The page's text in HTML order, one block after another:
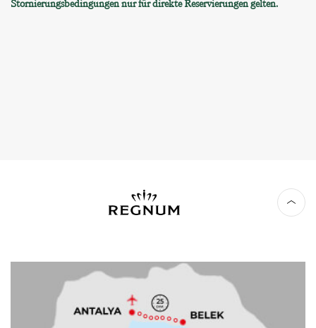
Stornierungsbedingungen nur für direkte Reservierungen gelten.